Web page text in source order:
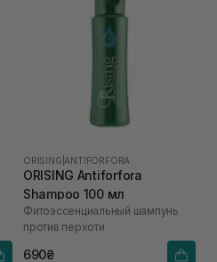
ORISING ANTIFORFORA
ORISING Antiforfora
Shampoo 100 мл
Фитоэссенциальный шампунь
против перхоти
690₴